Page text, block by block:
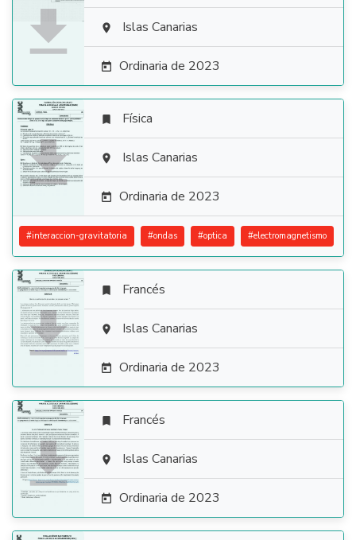
  Islas Canarias
 Ordinaria de 2023

 Física
 Islas Canarias
 Ordinaria de 2023
#interaccion-gravitatoria #ondas #optica #electromagnetismo

 Francés
 Islas Canarias
 Ordinaria de 2023

 Francés
 Islas Canarias
 Ordinaria de 2023